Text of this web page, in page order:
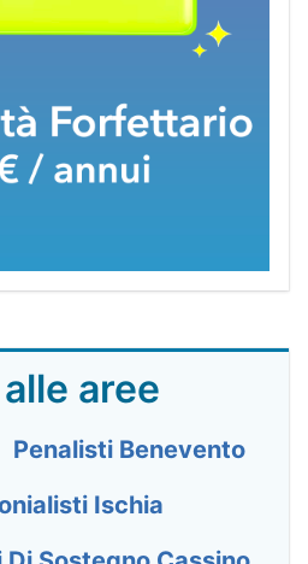
aree
Penalisti Benevento
Ischia